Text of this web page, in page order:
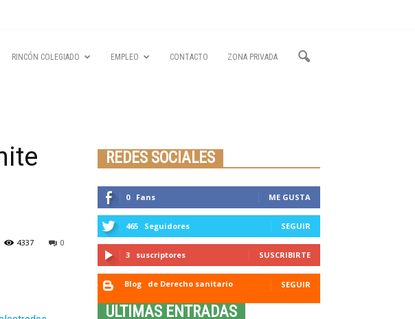
RINCÓN COLEGIADO EMPLEO CONTACTO ZONA PRIVADA
0
4337
REDES SOCIALES
0 Fans ME GUSTA
465 Seguidores SEGUIR
3 suscriptores SUSCRIBIRTE
Blog de Derecho sanitario SEGUIR
ULTIMAS ENTRADAS